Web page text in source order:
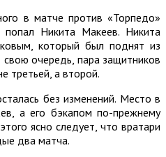
в матче против «Торпедо»
Никита Макеев. Никита
который был поднят из
свою очередь, пара защитников
третьей, а второй.
без изменений. Место в
а его бэкапом по-прежнему
ясно следует, что вратари
два матча.